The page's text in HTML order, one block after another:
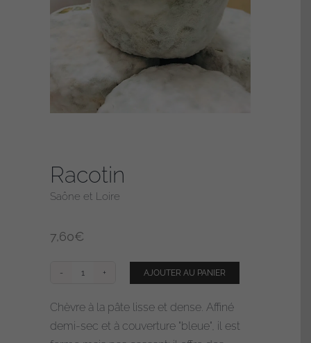
Racotin
Saône et Loire
7,60€
de
Racotin
AJOUTER AU PANIER
Chèvre à la pâte lisse et dense. Affiné
demi-sec et à couverture "bleue", il est